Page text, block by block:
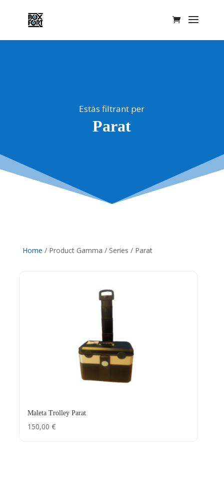
Estàs filtrant per
Parat
Home / Product Gamma / Series / Parat
Maleta Trolley Parat
150,00 €